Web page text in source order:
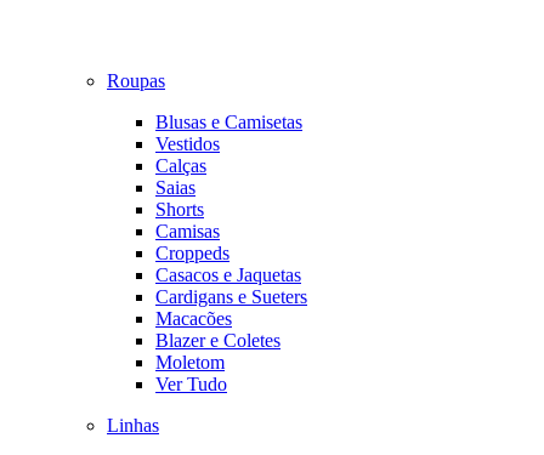
Roupas
Blusas e Camisetas
Vestidos
Calças
Saias
Shorts
Camisas
Croppeds
Casacos e Jaquetas
Cardigans e Sueters
Macacões
Blazer e Coletes
Moletom
Ver Tudo
Linhas